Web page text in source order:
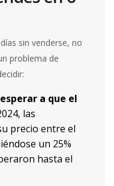
sin venderse, no
problema de
a que el
las
precio entre el
un 25%
hasta el